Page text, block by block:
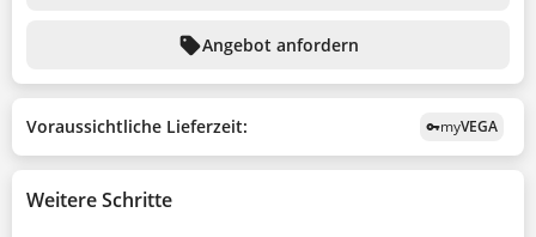
sellAngebot anfordern
Voraussichtliche Lieferzeit: vpn_keymyVEGA
Weitere Schritte